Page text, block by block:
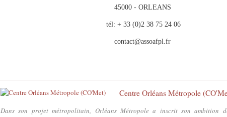
45000 - ORLEANS
tél: + 33 (0)2 38 75 24 06
contact@assoafpl.fr
Centre Orléans Métropole
Dans son projet métropolitain, Orléans Métropole a inscrit son ambition